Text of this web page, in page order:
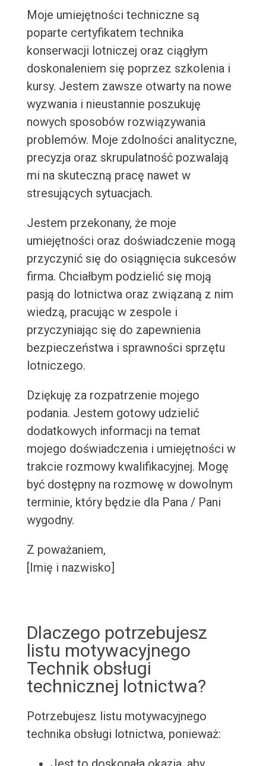
Moje umiejętności techniczne są
poparte certyfikatem technika
konserwacji lotniczej oraz ciągłym
doskonaleniem się poprzez szkolenia i
kursy. Jestem zawsze otwarty na nowe
wyzwania i nieustannie poszukuję
nowych sposobów rozwiązywania
problemów. Moje zdolności analityczne,
precyzja oraz skrupulatność pozwalają
mi na skuteczną pracę nawet w
stresujących sytuacjach.
Jestem przekonany, że moje
umiejętności oraz doświadczenie mogą
przyczynić się do osiągnięcia sukcesów
firma. Chciałbym podzielić się moją
pasją do lotnictwa oraz związaną z nim
wiedzą, pracując w zespole i
przyczyniając się do zapewnienia
bezpieczeństwa i sprawności sprzętu
lotniczego.
Dziękuję za rozpatrzenie mojego
podania. Jestem gotowy udzielić
dodatkowych informacji na temat
mojego doświadczenia i umiejętności w
trakcie rozmowy kwalifikacyjnej. Mogę
być dostępny na rozmowę w dowolnym
terminie, który będzie dla Pana / Pani
wygodny.
Z poważaniem,
[Imię i nazwisko]
Dlaczego potrzebujesz
listu motywacyjnego
Technik obsługi
technicznej lotnictwa?
Potrzebujesz listu motywacyjnego
technika obsługi lotnictwa, ponieważ: